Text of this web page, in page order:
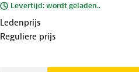
Levertijd: wordt geladen..
Ledenprijs
Reguliere prijs